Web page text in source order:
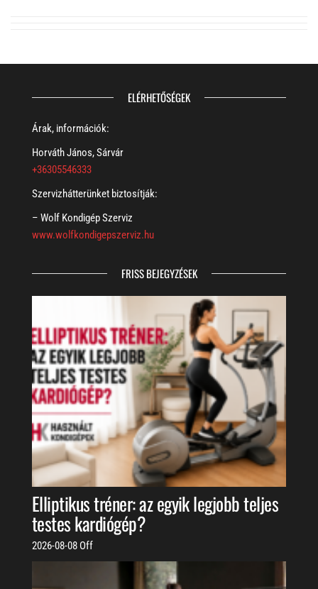
ELÉRHETŐSÉGEK
Árak, információk:
Horváth János, Sárvár
+36305546333
Szervizhátterünket biztosítják:
– Wolf Kondigép Szerviz
www.wolfkondigepszerviz.hu
FRISS BEJEGYZÉSEK
Elliptikus tréner: az egyik legjobb teljes
testes kardiógép?
2026-08-08 Off